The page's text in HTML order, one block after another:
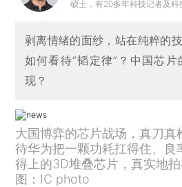
硕士，有20多年科技记者及
剥离情绪的面纱，站在纯粹的
如何看待“韬定律”？中国芯
现？
大国博弈的芯片战场，真刀真
待华为把一颗功耗扛得住、良
得上的3D堆叠芯片，真实地拍
图：IC photo